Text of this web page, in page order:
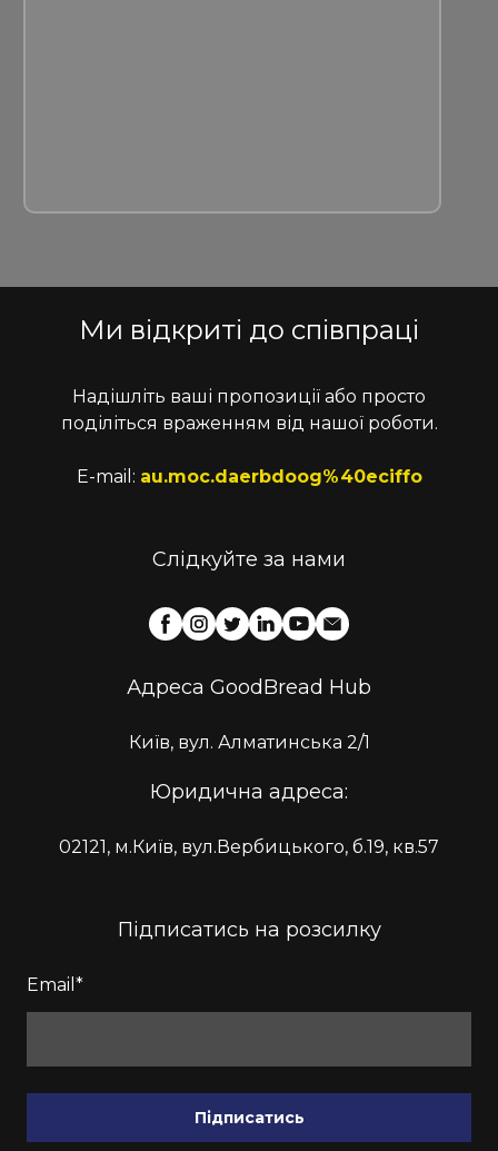
Ми відкриті до співпраці
Надішліть ваші пропозиції або просто
поділіться враженням від нашої роботи.
E-mail: au.moc.daerbdoog%40eciffo
Слідкуйте за нами
Адреса GoodBread Hub
Київ, вул. Алматинська 2/1
Юридична адреса:
02121, м.Київ, вул.Вербицького, б.19, кв.57
Підписатись на розсилку
Email *
Підписатись